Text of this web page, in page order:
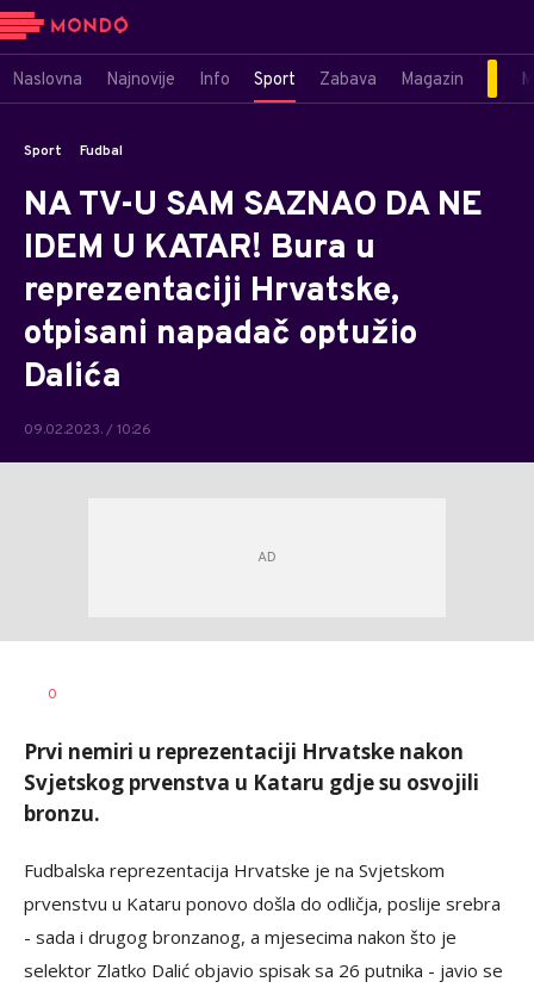
Naslovna Najnovije Info Sport Zabava Magazin
Sport Fudbal
NA TV-U SAM SAZNAO DA NE
IDEM U KATAR! Bura u
reprezentaciji Hrvatske,
otpisani napadač optužio
Dalića
09.02.2023. / 10:26
AUTOR
0
Prvi nemiri u reprezentaciji Hrvatske nakon
Svjetskog prvenstva u Kataru gdje su osvojili
bronzu.
Fudbalska reprezentacija Hrvatske je na Svjetskom
prvenstvu u Kataru ponovo došla do odličja, poslije srebra
- sada i drugog bronzanog, a mjesecima nakon što je
selektor Zlatko Dalić objavio spisak sa 26 putnika - javio se